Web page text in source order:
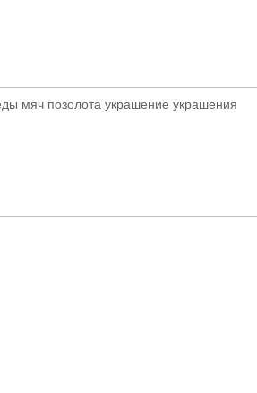
мяч позолота украшение украшения